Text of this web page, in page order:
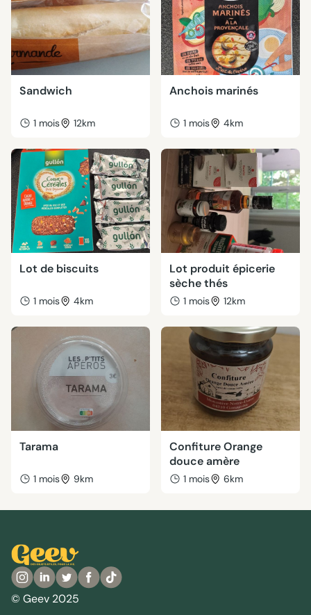
Sandwich
1 mois 12km
Anchois marinés
1 mois 4km
Lot de biscuits
1 mois 4km
Lot produit épicerie
sèche thés
1 mois 12km
Tarama
1 mois 9km
Confiture Orange
douce amère
1 mois 6km
© Geev 2025